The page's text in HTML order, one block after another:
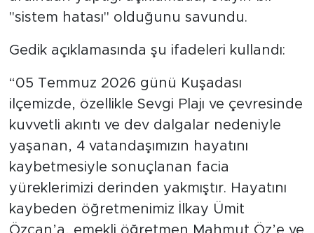
"sistem hatası" olduğunu savundu.
Gedik açıklamasında şu ifadeleri kullandı:
“05 Temmuz 2026 günü Kuşadası
ilçemizde, özellikle Sevgi Plajı ve çevresinde
kuvvetli akıntı ve dev dalgalar nedeniyle
yaşanan, 4 vatandaşımızın hayatını
kaybetmesiyle sonuçlanan facia
yüreklerimizi derinden yakmıştır. Hayatını
kaybeden öğretmenimiz İlkay Ümit